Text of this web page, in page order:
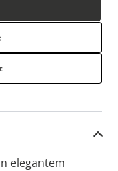
elegantem